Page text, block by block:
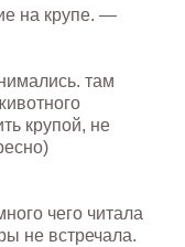
на крупе. —
там
крупой, не
чего читала
не встречала.